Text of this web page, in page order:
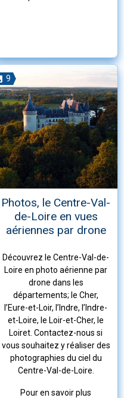
9
Photos, le Centre-Val-
de-Loire en vues
aériennes par drone
Découvrez le Centre-Val-de-
Loire en photo aérienne par
drone dans les
départements; le Cher,
l’Eure-et-Loir, l’Indre, l’Indre-
et-Loire, le Loir-et-Cher, le
Loiret. Contactez-nous si
vous souhaitez y réaliser des
photographies du ciel du
Centre-Val-de-Loire.
Pour en savoir plus